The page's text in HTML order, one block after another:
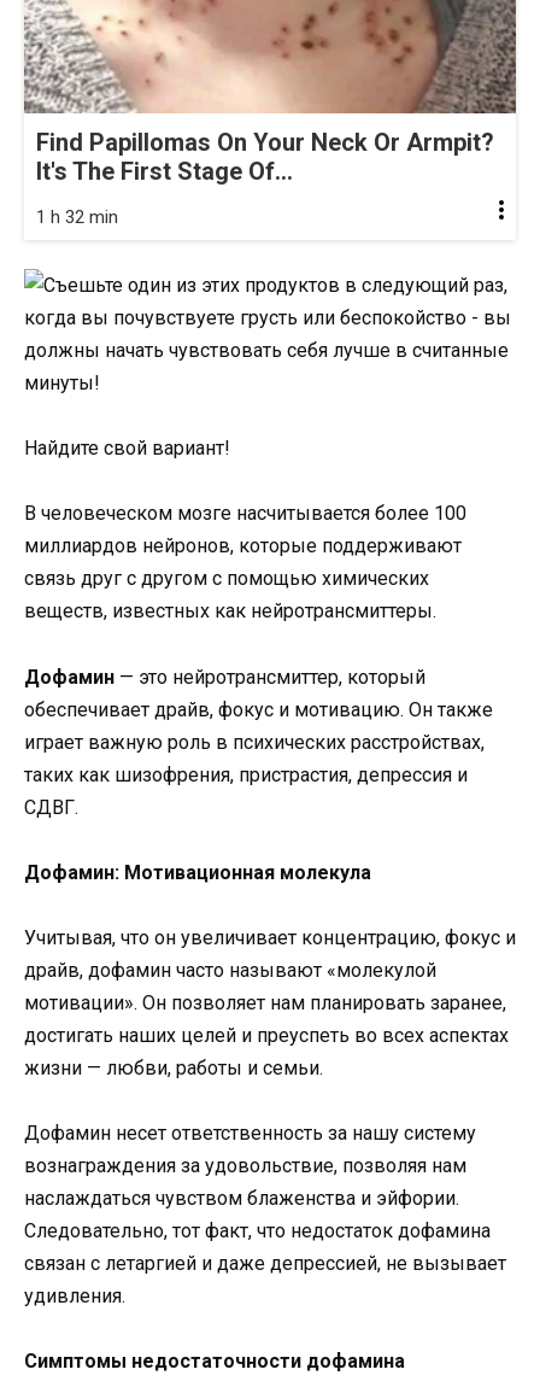
Find Papillomas On Your Neck Or Armpit?
It's The First Stage Of...
1 h 32 min
Найдите свой вариант!
В человеческом мозге насчитывается более 100
миллиардов нейронов, которые поддерживают
связь друг с другом с помощью химических
веществ, известных как нейротрансмиттеры.
Дофамин — это нейротрансмиттер, который
обеспечивает драйв, фокус и мотивацию. Он также
играет важную роль в психических расстройствах,
таких как шизофрения, пристрастия, депрессия и
СДВГ.
Дофамин: Мотивационная молекула
Учитывая, что он увеличивает концентрацию, фокус и
драйв, дофамин часто называют «молекулой
мотивации». Он позволяет нам планировать заранее,
достигать наших целей и преуспеть во всех аспектах
жизни — любви, работы и семьи.
Дофамин несет ответственность за нашу систему
вознаграждения за удовольствие, позволяя нам
наслаждаться чувством блаженства и эйфории.
Следовательно, тот факт, что недостаток дофамина
связан с летаргией и даже депрессией, не вызывает
удивления.
Симптомы недостаточности дофамина